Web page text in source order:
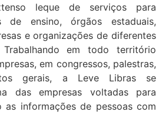
leque de serviços para
de ensino, órgãos estaduais,
e organizações de diferentes
em todo território
em congressos, palestras,
gerais, a Leve Libras se
das empresas voltadas para
as informações de pessoas com